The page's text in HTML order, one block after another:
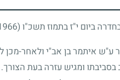
ביום י"ז בתמוז תשכ"ו (6.7.1966)
ע"ש איתמר בן אב"י ולאחר-מכן
ומגיש עזרה בעת